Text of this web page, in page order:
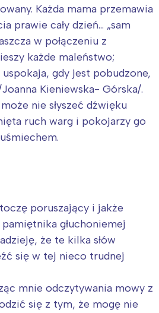
Każda mama przemawia
prawie cały dzień… „sam
w połączeniu z
każde maleństwo;
gdy jest pobudzone,
Kieniewska- Górska/.
nie słyszeć dźwięku
ruch warg i pokojarzy go
poruszający i jakże
głuchoniemej
że te kilka słów
się w tej nieco trudnej
mnie odczytywania mowy z
się z tym, że mogę nie
wydarzenia z
regionu:
Śląsk
Kraków
Wybieram